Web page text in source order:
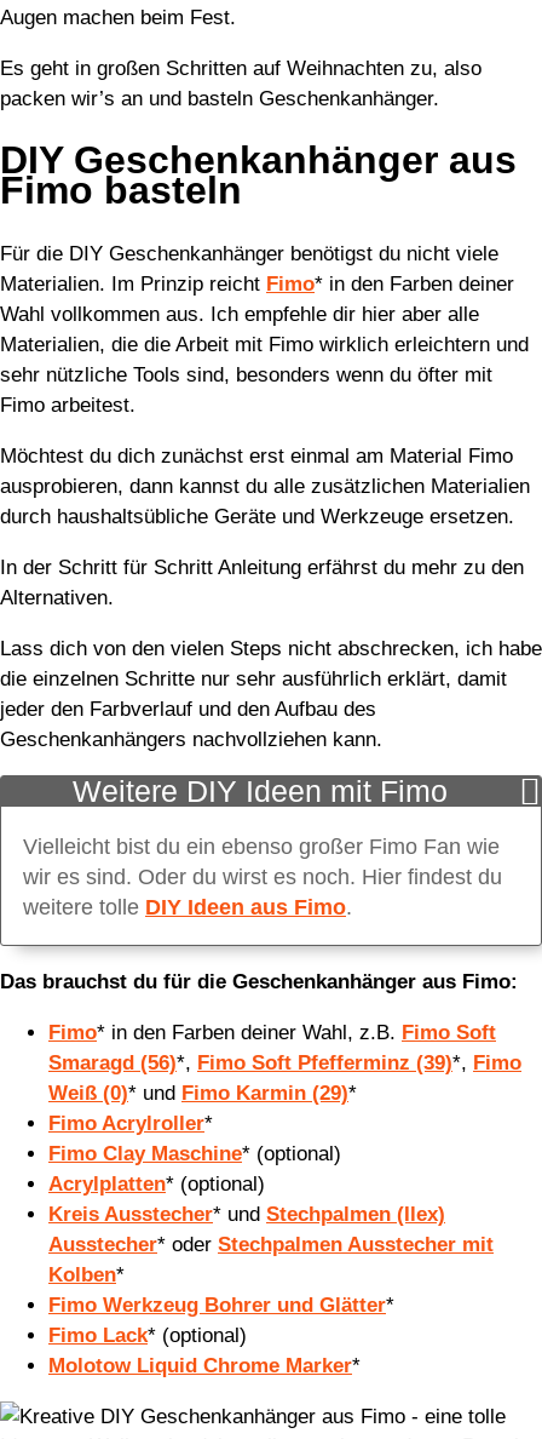
Augen machen beim Fest.
Es geht in großen Schritten auf Weihnachten zu, also
packen wir’s an und basteln Geschenkanhänger.
DIY Geschenkanhänger aus
Fimo basteln
Für die DIY Geschenkanhänger benötigst du nicht viele
Materialien. Im Prinzip reicht Fimo* in den Farben deiner
Wahl vollkommen aus. Ich empfehle dir hier aber alle
Materialien, die die Arbeit mit Fimo wirklich erleichtern und
sehr nützliche Tools sind, besonders wenn du öfter mit
Fimo arbeitest.
Möchtest du dich zunächst erst einmal am Material Fimo
ausprobieren, dann kannst du alle zusätzlichen Materialien
durch haushaltsübliche Geräte und Werkzeuge ersetzen.
In der Schritt für Schritt Anleitung erfährst du mehr zu den
Alternativen.
Lass dich von den vielen Steps nicht abschrecken, ich habe
die einzelnen Schritte nur sehr ausführlich erklärt, damit
jeder den Farbverlauf und den Aufbau des
Geschenkanhängers nachvollziehen kann.
Weitere DIY Ideen mit Fimo
Vielleicht bist du ein ebenso großer Fimo Fan wie
wir es sind. Oder du wirst es noch. Hier findest du
weitere tolle DIY Ideen aus Fimo.
Das brauchst du für die Geschenkanhänger aus Fimo:
Fimo* in den Farben deiner Wahl, z.B. Fimo Soft
Smaragd (56)*, Fimo Soft Pfefferminz (39)*, Fimo
Weiß (0)* und Fimo Karmin (29)*
Fimo Acrylroller*
Fimo Clay Maschine* (optional)
Acrylplatten* (optional)
Kreis Ausstecher* und Stechpalmen (Ilex)
Ausstecher* oder Stechpalmen Ausstecher mit
Kolben*
Fimo Werkzeug Bohrer und Glätter*
Fimo Lack* (optional)
Molotow Liquid Chrome Marker*